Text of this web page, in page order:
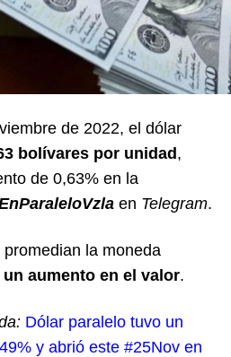
de 2022, el dólar
bolívares por unidad,
de 0,63% en la
en Telegram.
la moneda
aumento en el valor.
Dólar paralelo tuvo un
y abrió este #25Nov en